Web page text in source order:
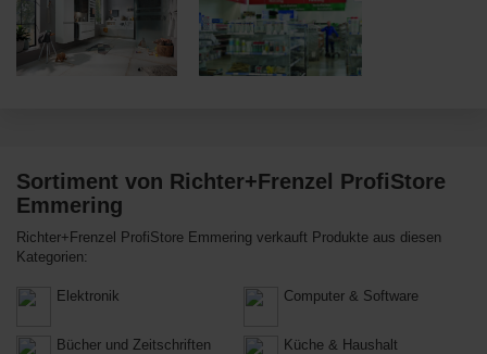
Sortiment von Richter+Frenzel ProfiStore
Emmering
Richter+Frenzel ProfiStore Emmering verkauft Produkte aus diesen
Kategorien:
Elektronik Computer & Software
Bücher und Zeitschriften Küche & Haushalt